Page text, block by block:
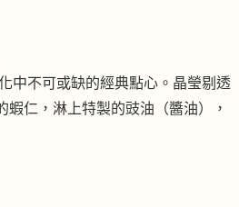
中不可或缺的經典點心。晶瑩剔透
蝦仁，淋上特製的豉油（醬油），